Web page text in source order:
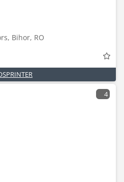
Bihor, RO
4